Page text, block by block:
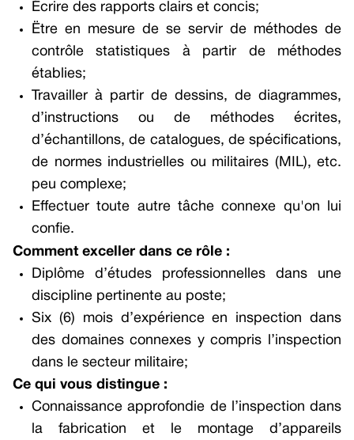
Écrire des rapports clairs et concis;
Ëtre en mesure de se servir de méthodes de
contrôle statistiques à partir de méthodes
établies;
Travailler à partir de dessins, de diagrammes,
d’instructions ou de méthodes écrites,
d’échantillons, de catalogues, de spécifications,
de normes industrielles ou militaires (MIL), etc.
peu complexe;
Effectuer toute autre tâche connexe qu'on lui
confie.
Comment exceller dans ce rôle :
Diplôme d’études professionnelles dans une
discipline pertinente au poste;
Six (6) mois d’expérience en inspection dans
des domaines connexes y compris l’inspection
dans le secteur militaire;
Ce qui vous distingue :
Connaissance approfondie de l’inspection dans
la fabrication et le montage d’appareils